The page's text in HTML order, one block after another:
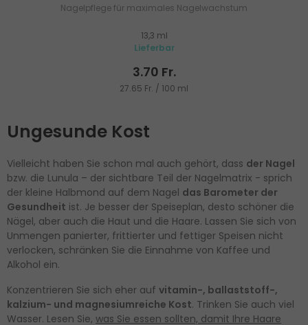
Nagelpflege für maximales Nagelwachstum
13,3 ml
Lieferbar
3.70 Fr.
27.65 Fr. / 100 ml
Ungesunde Kost
Vielleicht haben Sie schon mal auch gehört, dass der Nagel
bzw. die Lunula – der sichtbare Teil der Nagelmatrix - sprich
der kleine Halbmond auf dem Nagel das Barometer der
Gesundheit ist. Je besser der Speiseplan, desto schöner die
Nägel, aber auch die Haut und die Haare. Lassen Sie sich von
Unmengen panierter, frittierter und fettiger Speisen nicht
verlocken, schränken Sie die Einnahme von Kaffee und
Alkohol ein.
Konzentrieren Sie sich eher auf vitamin-, ballaststoff-,
kalzium- und magnesiumreiche Kost. Trinken Sie auch viel
Wasser. Lesen Sie, was Sie essen sollten, damit Ihre Haare